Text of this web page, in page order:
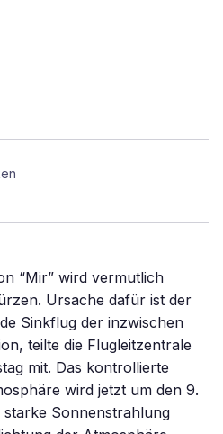
“Mir” wird vermutlich
Ursache dafür ist der
Sinkflug der inzwischen
teilte die Flugleitzentrale
mit. Das kontrollierte
wird jetzt um den 9.
Sonnenstrahlung